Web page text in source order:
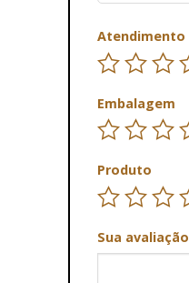
Atendimento
Embalagem
Produto
Sua